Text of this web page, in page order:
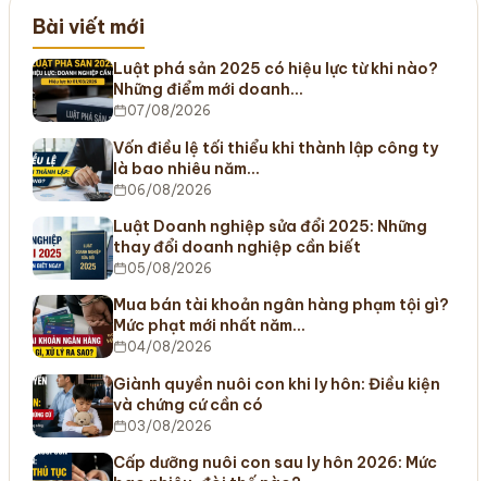
Bài viết mới
Luật phá sản 2025 có hiệu lực từ khi nào?
Những điểm mới doanh…
07/08/2026
Vốn điều lệ tối thiểu khi thành lập công ty
là bao nhiêu năm…
06/08/2026
Luật Doanh nghiệp sửa đổi 2025: Những
thay đổi doanh nghiệp cần biết
05/08/2026
Mua bán tài khoản ngân hàng phạm tội gì?
Mức phạt mới nhất năm…
04/08/2026
Giành quyền nuôi con khi ly hôn: Điều kiện
và chứng cứ cần có
03/08/2026
Cấp dưỡng nuôi con sau ly hôn 2026: Mức